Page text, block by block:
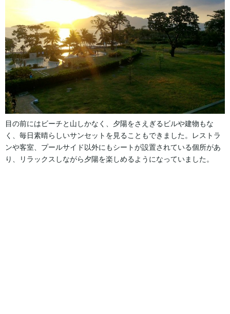
目の前にはビーチと山しかなく、夕陽をさえぎるビルや建物もな
く、毎日素晴らしいサンセットを見ることもできました。レストラ
ンや客室、プールサイド以外にもシートが設置されている個所があ
り、リラックスしながら夕陽を楽しめるようになっていました。